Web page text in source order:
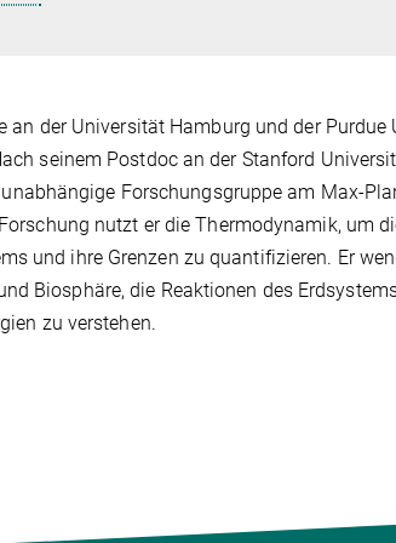
der Universität Hamburg und der Purdue
seinem Postdoc an der Stanford
Forschungsgruppe am Max-
nutzt er die Thermodynamik, um
und ihre Grenzen zu quantifizieren. Er
Biosphäre, die Reaktionen des
zu verstehen.